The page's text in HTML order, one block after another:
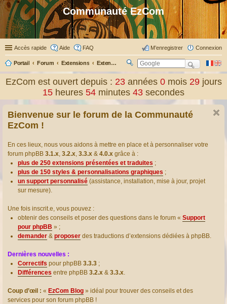
Communauté EzCom
Accès rapide Aide FAQ Connexion
M’enregistrer
Portail Forum Extensions Extensions présentées & traduites
er
EzCom est ouvert depuis : 23 années0 mois29 jours
15 heures 54 minutes 43 secondes
Bienvenue sur le forum de la Communauté
EzCom !
En ces lieux, nous vous aidons à mettre en place et à personnaliser votre
forum phpBB 3.1.x, 3.2.x, 3.3.x & 4.0.x grâce à :
plus de 250 extensions présentées et traduites ;
plus de 150 styles & personnalisations graphiques ;
un support personnalisé (assistance, installation, mise à jour, projet
sur mesure).
Une fois inscrit.e, vous pouvez :
obtenir des conseils et poser des questions dans le forum « Support
pour phpBB » ;
demander & proposer des traductions d’extensions dédiées à phpBB.
Dernières nouvelles :
Correctifs pour phpBB 3.3.3 ;
Différences entre phpBB 3.2.x & 3.3.x.
Coup d’œil : « EzCom Blog » idéal pour trouver des conseils et des
services pour son forum phpBB !